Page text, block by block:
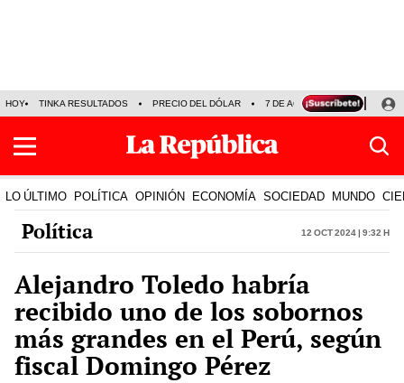
HOY TINKA RESULTADOS PRECIO DEL DÓLAR 7 DE AGOSTO OLLANTA
LO ÚLTIMO POLÍTICA OPINIÓN ECONOMÍA SOCIEDAD MUNDO
Política 12 Oct 2024 | 9:32 h
Alejandro Toledo habría
recibido uno de los sobornos
más grandes en el Perú, según
fiscal Domingo Pérez